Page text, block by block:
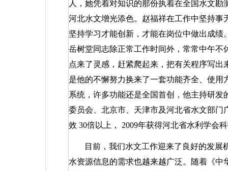
人，她凭着对知识的那份执着在全国水文
河北水文增光添色。赵福祥在工作中坚持
坚持学习才能创新，才能在岗位中做出成绩
岳树堂同志除正常工作时间外，常常中午
点来了灵感，赶紧爬起来，把有关程序写
是他的不懈努力换来了一套功能齐全、使
系统，许多功能还是全国首创，他主持研发
委员会、北京市、天津市及河北省水文部
效 30倍以上， 2009年获得河北省水利学会
目前，我们水文工作迎来了良好的发
水资源信息的需求也越来越广泛。随着《